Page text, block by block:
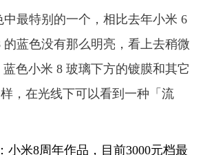
最特别的一个，相比去年小米 6
的蓝色没有那么明亮，看上去稍微
色小米 8 玻璃下方的镀膜和其它
，在光线下可以看到一种「流